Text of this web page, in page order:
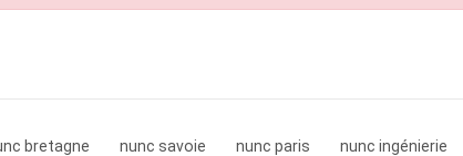
bretagne nunc savoie nunc paris
nunc ingénierie